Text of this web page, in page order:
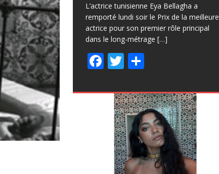
L’actrice tunisienne Eya Bellagha a
remporté lundi soir le Prix de la meilleure
actrice pour son premier rôle principal
dans le long-métrage […]
F
e
T
itt
er
P
ta
g
er